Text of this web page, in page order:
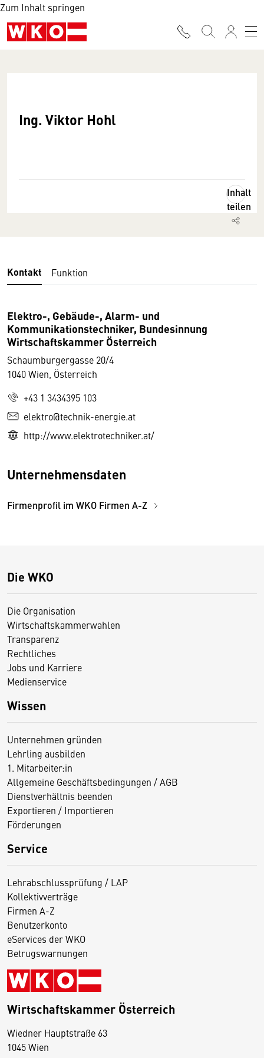
Zum Inhalt springen
Ing. Viktor Hohl
Inhalt
teilen
Kontakt Funktion
Elektro-, Gebäude-, Alarm- und
Kommunikationstechniker, Bundesinnung
Wirtschaftskammer Österreich
Schaumburgergasse 20/4
1040 Wien, Österreich
+43 1 3434395 103
elektro@technik-energie.at
http://www.elektrotechniker.at/
Unternehmensdaten
Firmenprofil im WKO Firmen A-Z
Die WKO
Die Organisation
Wirtschaftskammerwahlen
Transparenz
Rechtliches
Jobs und Karriere
Medienservice
Wissen
Unternehmen gründen
Lehrling ausbilden
1. Mitarbeiter:in
Allgemeine Geschäftsbedingungen / AGB
Dienstverhältnis beenden
Exportieren / Importieren
Förderungen
Service
Lehrabschlussprüfung / LAP
Kollektivverträge
Firmen A-Z
Benutzerkonto
eServices der WKO
Betrugswarnungen
Wirtschaftskammer Österreich
Wiedner Hauptstraße 63
1045 Wien
D